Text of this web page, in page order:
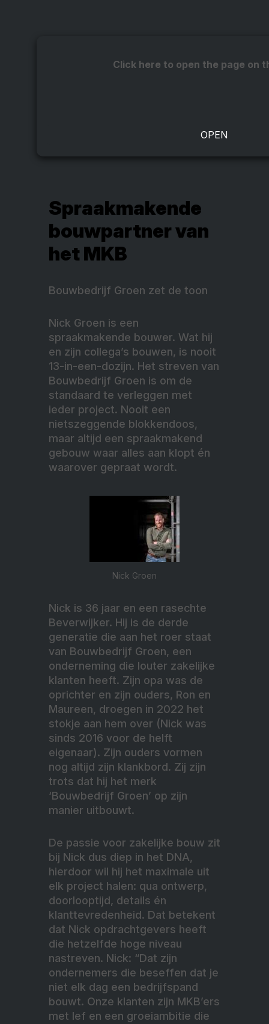
Click here to open the page on
Spraakmakende
bouwpartner van
het MKB
Bouwbedrijf Groen zet de toon
Nick Groen is een
spraakmakende bouwer. Wat hij
en zijn collega’s bouwen, is nooit
13-in-een-dozijn. Het streven van
Bouwbedrijf Groen is om de
standaard te verleggen met
ieder project. Nooit een
nietszeggende blokkendoos,
maar altijd een spraakmakend
gebouw waar alles aan klopt én
waarover gepraat wordt.
Nick Groen
Nick is 36 jaar en een rasechte
Beverwijker. Hij is de derde
generatie die aan het roer staat
van Bouwbedrijf Groen, een
onderneming die louter zakelijke
klanten heeft. Zijn opa was de
oprichter en zijn ouders, Ron en
Maureen, droegen in 2022 het
stokje aan hem over (Nick was
sinds 2016 voor de helft
eigenaar). Zijn ouders vormen
nog altijd zijn klankbord. Zij zijn
trots dat hij het merk
‘Bouwbedrijf Groen’ op zijn
manier uitbouwt.
De passie voor zakelijke bouw zit
bij Nick dus diep in het DNA,
hierdoor wil hij het maximale uit
elk project halen: qua ontwerp,
doorlooptijd, details én
klanttevredenheid. Dat betekent
dat Nick opdrachtgevers heeft
die hetzelfde hoge niveau
nastreven. Nick: “Dat zijn
ondernemers die beseffen dat je
niet elk dag een bedrijfspand
bouwt. Onze klanten zijn MKB’ers
met lef en een groeiambitie die